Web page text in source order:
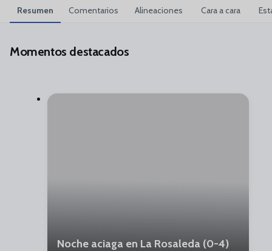
Resumen Comentarios Alineaciones Cara a cara
Momentos destacados
Noche aciaga en La Rosaleda (0-4)